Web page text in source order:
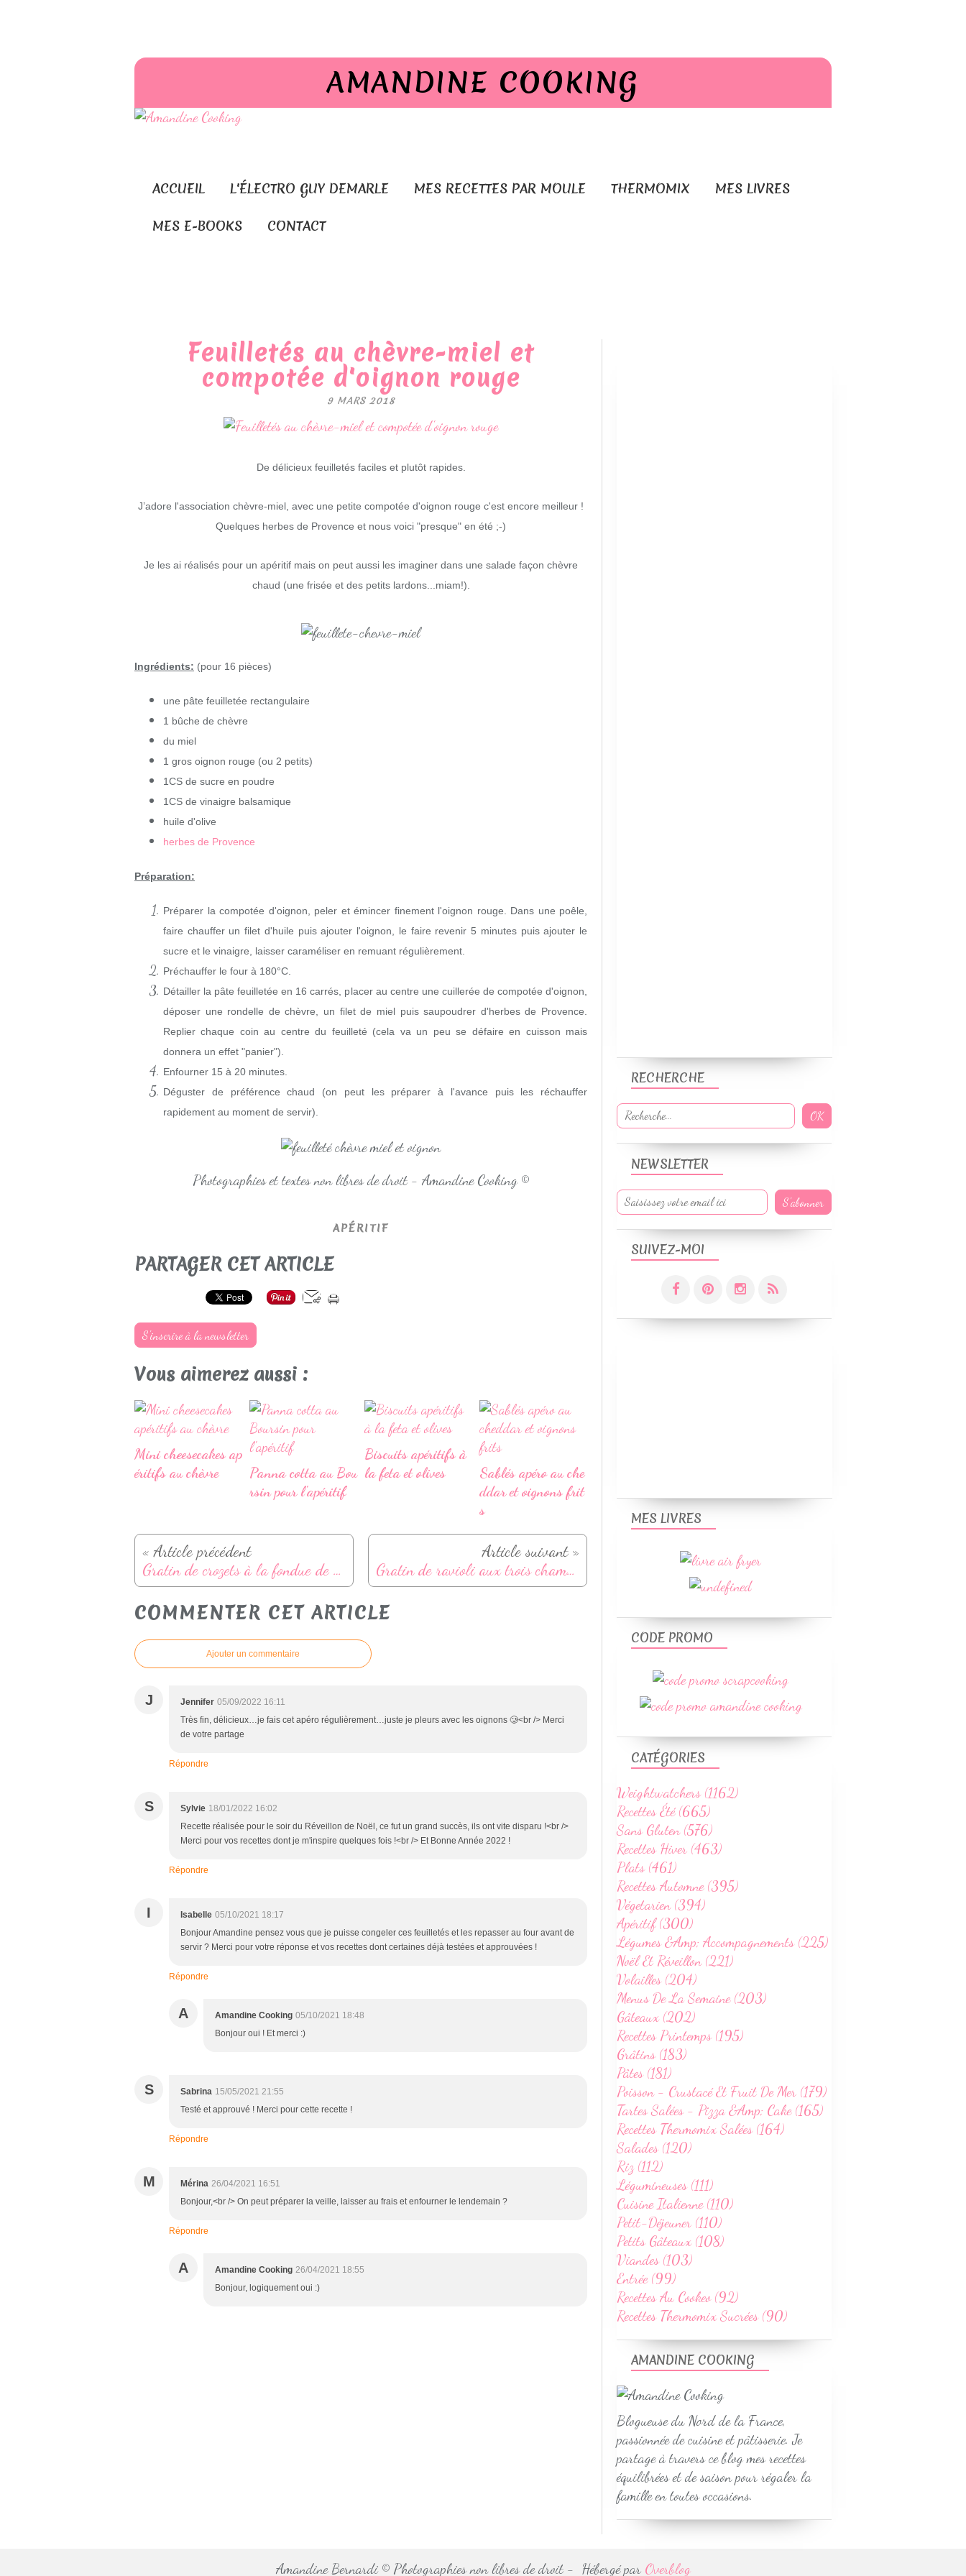
AMANDINE COOKING
ACCUEIL L'ÉLECTRO GUY DEMARLE MES RECETTES PAR MOULE THERMOMIX MES LIVRES
MES E-BOOKS CONTACT
Feuilletés au chèvre-miel et
compotée d'oignon rouge
9 MARS 2018
De délicieux feuilletés faciles et plutôt rapides.
J’adore l'association chèvre-miel, avec une petite compotée d'oignon rouge c'est encore meilleur !
Quelques herbes de Provence et nous voici "presque" en été ;-)
Je les ai réalisés pour un apéritif mais on peut aussi les imaginer dans une salade façon chèvre
chaud (une frisée et des petits lardons...miam!).
Ingrédients: (pour 16 pièces)
une pâte feuilletée rectangulaire
1 bûche de chèvre
du miel
1 gros oignon rouge (ou 2 petits)
1CS de sucre en poudre
1CS de vinaigre balsamique
huile d'olive
herbes de Provence
Préparation:
Préparer la compotée d'oignon, peler et émincer finement l'oignon rouge. Dans une poêle,
faire chauffer un filet d'huile puis ajouter l'oignon, le faire revenir 5 minutes puis ajouter le
sucre et le vinaigre, laisser caraméliser en remuant régulièrement.
Préchauffer le four à 180°C.
Détailler la pâte feuilletée en 16 carrés, placer au centre une cuillerée de compotée d'oignon,
déposer une rondelle de chèvre, un filet de miel puis saupoudrer d'herbes de Provence.
Replier chaque coin au centre du feuilleté (cela va un peu se défaire en cuisson mais
donnera un effet "panier").
Enfourner 15 à 20 minutes.
Déguster de préférence chaud (on peut les préparer à l'avance puis les réchauffer
rapidement au moment de servir).
Photographies et textes non libres de droit - Amandine Cooking ©
APÉRITIF
PARTAGER CET ARTICLE
S'inscrire à la newsletter
Vous aimerez aussi :
Mini cheesecakes ap
éritifs au chèvre
Panna cotta au Bou
rsin pour l'apéritif
Biscuits apéritifs à
la feta et olives
Sablés apéro au che
ddar et oignons frit
s
« Article précédent
Gratin de crozets à la fondue de poireaux et Beaufort
Article suivant »
Gratin de ravioli aux trois champignons
COMMENTER CET ARTICLE
Ajouter un commentaire
J Jennifer 05/09/2022 16:11
Très fin, délicieux…je fais cet apéro régulièrement…juste je pleurs avec les oignons 🥲<br /> Merci
de votre partage
Répondre
S Sylvie 18/01/2022 16:02
Recette réalisée pour le soir du Réveillon de Noël, ce fut un grand succès, ils ont vite disparu !<br />
Merci pour vos recettes dont je m'inspire quelques fois !<br /> Et Bonne Année 2022 !
Répondre
I Isabelle 05/10/2021 18:17
Bonjour Amandine pensez vous que je puisse congeler ces feuilletés et les repasser au four avant de
servir ? Merci pour votre réponse et vos recettes dont certaines déjà testées et approuvées !
Répondre
A Amandine Cooking 05/10/2021 18:48
Bonjour oui ! Et merci :)
S Sabrina 15/05/2021 21:55
Testé et approuvé ! Merci pour cette recette !
Répondre
M Mérina 26/04/2021 16:51
Bonjour,<br /> On peut préparer la veille, laisser au frais et enfourner le lendemain ?
Répondre
A Amandine Cooking 26/04/2021 18:55
Bonjour, logiquement oui :)
NEWSLETTER
SUIVEZ-MOI
RECHERCHE
AMANDINE COOKING
Blogueuse du Nord de la France,
passionnée de cuisine et pâtisserie. Je
partage à travers ce blog mes recettes
équilibrées et de saison pour régaler la
famille en toutes occasions.
CATÉGORIES
Weightwatchers (1162)
Recettes Été (665)
Sans Gluten (576)
Recettes Hiver (463)
Plats (461)
Recettes Automne (395)
Végetarien (394)
Apéritif (300)
Légumes &Amp; Accompagnements (225)
Noël Et Réveillon (221)
Volailles (204)
Menus De La Semaine (203)
Gâteaux (202)
Recettes Printemps (195)
Grâtins (183)
Pâtes (181)
Poisson - Crustacé Et Fruit De Mer (179)
Tartes Salées - Pizza &Amp; Cake (165)
Recettes Thermomix Salées (164)
Salades (120)
Riz (112)
Légumineuses (111)
Cuisine Italienne (110)
Petit-Déjeuner (110)
Petits Gâteaux (108)
Viandes (103)
Entrée (99)
Recettes Au Cookeo (92)
Recettes Thermomix Sucrées (90)
MES LIVRES
CODE PROMO
Amandine Bernardi © Photographies non libres de droit - Hébergé par Overblog